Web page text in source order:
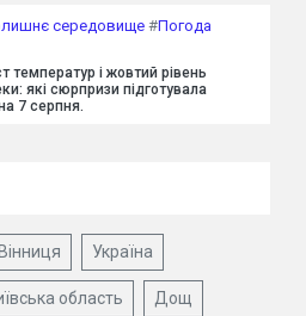
середовище #Погода
температур і жовтий рівень
які сюрпризи підготувала
7 серпня.
Вінниця Україна
область Дощ